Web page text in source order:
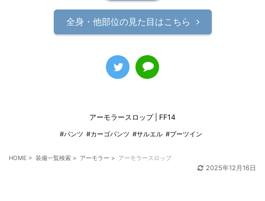
全身・他部位の見た目はこちら
アーモラースロップ | FF14
#パンツ #カーゴパンツ #サルエル #ブーツイン
HOME > 装備一覧検索 > アーモラー > アーモラースロップ
2025年12月16日